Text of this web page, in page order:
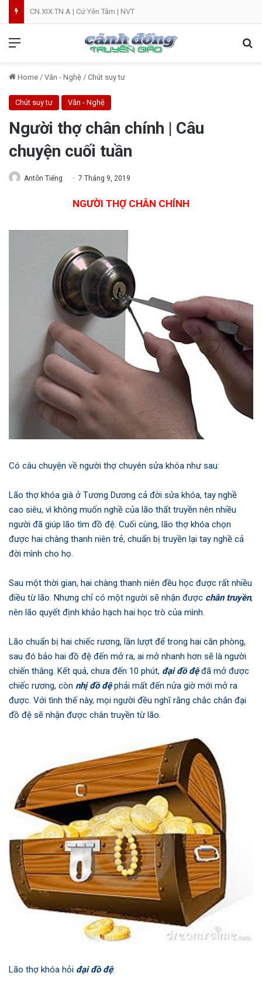
CN.XIX.TN.A | Cứ Yên Tâm | NVT
Home / Văn - Nghệ / Chút suy tư
Chút suy tư Văn - Nghệ
Người thợ chân chính | Câu
chuyện cuối tuần
Antôn Tiếng 7 Tháng 9, 2019
NGƯỜI THỢ CHÂN CHÍNH
Có câu chuyện về người thợ chuyên sửa khóa như sau:
Lão thợ khóa già ở Tương Dương cả đời sửa khóa, tay nghề
cao siêu, vì không muốn nghề của lão thất truyền nên nhiều
người đã giúp lão tìm đồ đệ. Cuối cùng, lão thợ khóa chọn
được hai chàng thanh niên trẻ, chuẩn bị truyền lại tay nghề cả
đời mình cho họ.
Sau một thời gian, hai chàng thanh niên đều học được rất nhiều
điều từ lão. Nhưng chỉ có một người sẽ nhận được chân truyền,
nên lão quyết định khảo hạch hai học trò của mình.
Lão chuẩn bị hai chiếc rương, lần lượt để trong hai căn phòng,
sau đó bảo hai đồ đệ đến mở ra, ai mở nhanh hơn sẽ là người
chiến thắng. Kết quả, chưa đến 10 phút, đại đồ đệđã mở được
chiếc rương, còn nhị đồ đệphải mất đến nửa giờ mới mở ra
được. Với tình thế này, mọi người đều nghĩ rằng chắc chắn đại
đồ đệ sẽ nhận được chân truyền từ lão.
Lão thợ khóa hỏi đại đồ đệ: